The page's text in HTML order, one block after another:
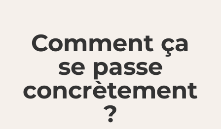
Comment ça
se passe
concrètement
?